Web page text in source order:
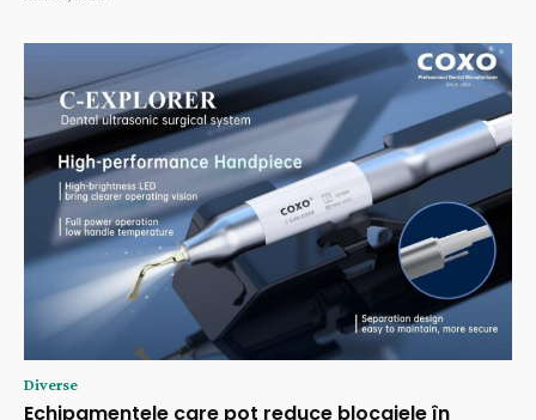
Diverse
Echipamentele care pot reduce blocajele în